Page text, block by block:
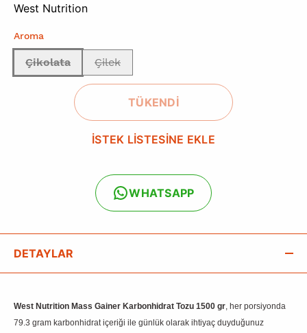
West Nutrition
Aroma
Çikolata Çilek
TÜKENDİ
İSTEK LİSTESİNE EKLE
WHATSAPP
DETAYLAR
West Nutrition Mass Gainer Karbonhidrat Tozu 1500 gr , her porsiyonda
79.3 gram karbonhidrat içeriği ile günlük olarak ihtiyaç duyduğunuz